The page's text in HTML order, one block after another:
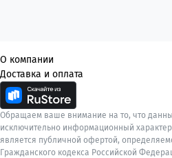
О компании
Доставка и оплата
Обращаем ваше внимание на то, что
исключительно информационный
является публичной офертой,
Гражданского кодекса Российской